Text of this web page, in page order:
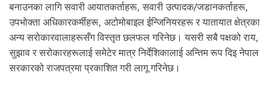
बनाउनका लागि सवारी आयातकर्ताहरू, सवारी उत्पादक/जडानकर्ताहरू,
उपभोक्ता अधिकारकर्मीहरू, अटोमोबाइल ईन्जिनियरहरू र यातायात क्षेत्रका
अन्य सरोकारवालाहरूसँग विस्तृत छलफल गरिनेछ। यसरी सबै पक्षको राय,
सुझाव र सरोकारहरूलाई समेटेर मात्र निर्देशिकालाई अन्तिम रूप दिइ नेपाल
सरकारको राजपत्रमा प्रकाशित गरी लागू गरिनेछ।